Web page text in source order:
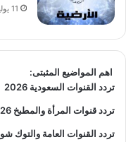
11 يوليو، 2026
اهم المواضيع المثبتى:
تردد القنوات السعودية 2026
تردد قنوات المرأة والمطبخ 2026
تردد القنوات العامة والتوك شو 2026